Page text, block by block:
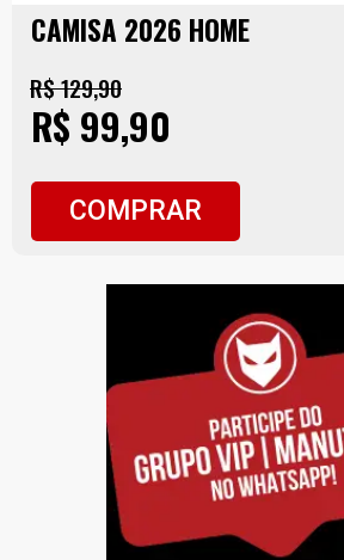
CAMISA 2026 HOME
R$ 129,90
R$ 99,90
COMPRAR